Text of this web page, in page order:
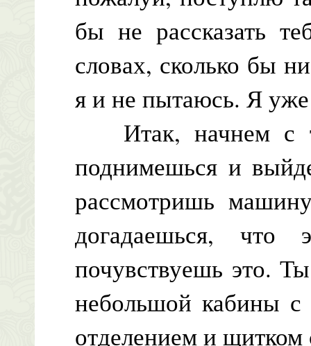
бы не рассказать
словах, сколько бы
я и не пытаюсь. Я
Итак, начнем с
поднимешься и
рассмотришь
догадаешься,
почувствуешь это.
небольшой кабины
отделением и